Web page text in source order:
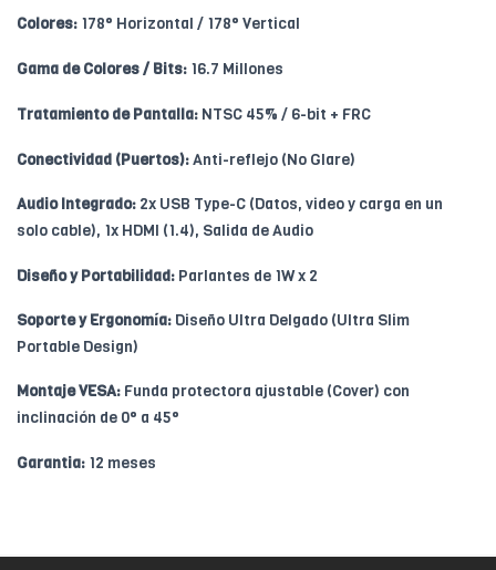
Colores: 178° Horizontal / 178° Vertical
Gama de Colores / Bits: 16.7 Millones
Tratamiento de Pantalla: NTSC 45% / 6-bit + FRC
Conectividad (Puertos):Anti-reflejo (No Glare)
Audio Integrado: 2x USB Type-C (Datos, video y carga en un
solo cable), 1x HDMI (1.4), Salida de Audio
Diseño y Portabilidad: Parlantes de 1W x 2
Soporte y Ergonomía: Diseño Ultra Delgado (Ultra Slim
Portable Design)
Montaje VESA: Funda protectora ajustable (Cover) con
inclinación de 0° a 45°
Garantia: 12 meses